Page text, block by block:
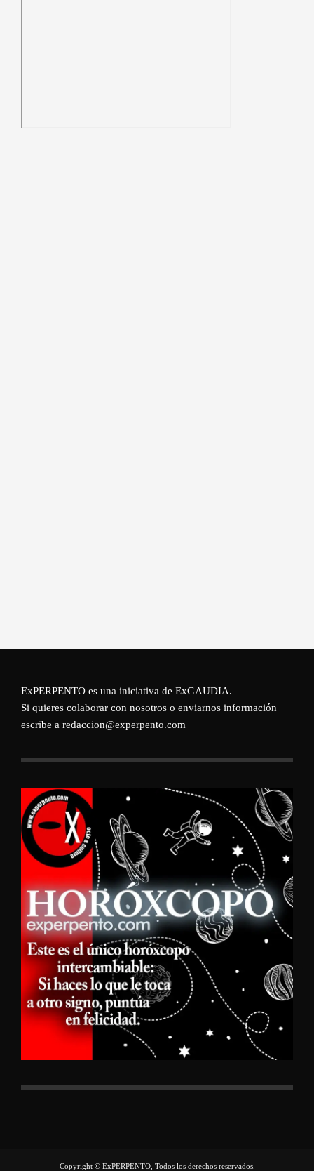
ExPERPENTO es una iniciativa de ExGAUDIA.
Si quieres colaborar con nosotros o enviarnos información
escribe a redaccion@experpento.com
Copyright © ExPERPENTO, Todos los derechos reservados.